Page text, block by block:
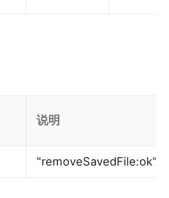
说明
"removeSavedFile:ok"